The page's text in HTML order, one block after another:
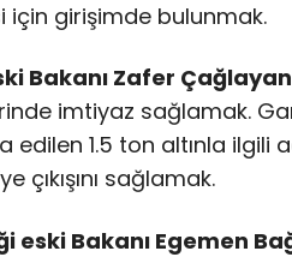
için girişimde bulunmak.
Bakanı Zafer
imtiyaz sağlamak.
edilen 1.5 ton altınla ilgili
çıkışını sağlamak.
eski Bakanı Egemen